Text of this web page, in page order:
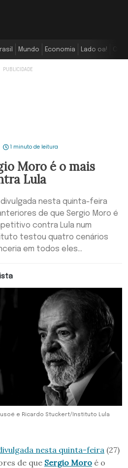
Mundo Economia Lado oa!
1 minuto de leitura
Moro é o mais
Lula
divulgada nesta quinta-feira
de que Sergio Moro é
contra Lula num
testou quatro cenários
em todos eles...
e Ricardo Stuckert/Instituto Lula
nesta quinta-feira (27)
de que Sergio Moro é o